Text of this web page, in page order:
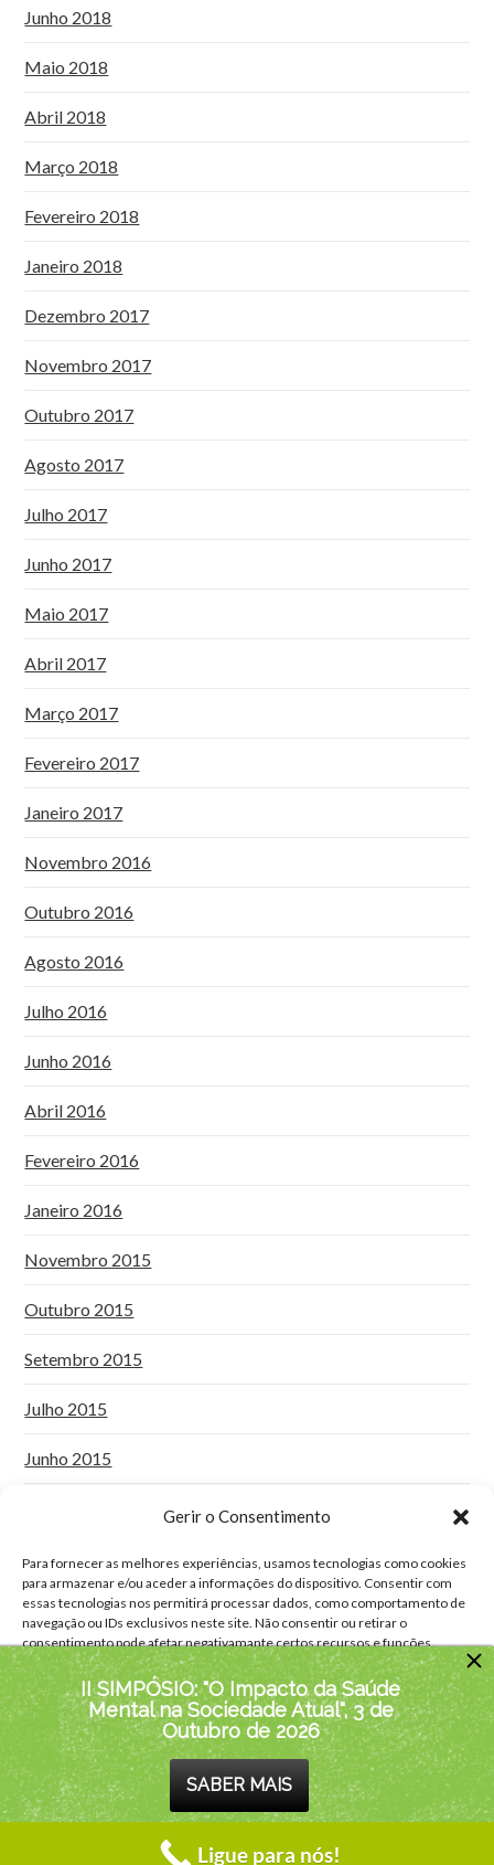
Gerir o Consentimento
Para fornecer as melhores experiências, usamos tecnologias como cookies
para armazenar e/ou aceder a informações do dispositivo. Consentir com
essas tecnologias nos permitirá processar dados, como comportamento de
navegação ou IDs exclusivos neste site. Não consentir ou retirar o
consentimento pode afetar negativamante certos recursos e funções.
Aceitar
Negar
Política PrivacidadeContactos
Junho 2018
Maio 2018
Abril 2018
Março 2018
Fevereiro 2018
Janeiro 2018
Dezembro 2017
Novembro 2017
Outubro 2017
Agosto 2017
Julho 2017
Junho 2017
Maio 2017
Abril 2017
Março 2017
Fevereiro 2017
Janeiro 2017
Novembro 2016
Outubro 2016
Agosto 2016
Julho 2016
Junho 2016
Abril 2016
Fevereiro 2016
Janeiro 2016
Novembro 2015
Outubro 2015
Setembro 2015
Julho 2015
Junho 2015
Abril 2015
Janeiro 2015
COPYRIGHT © 2018-2026 PSICOAJUDA. TODOS OS DIREITOS
RESERVADOS | PSICOAJUDA
PROGRAMA AJUDA+ POLÍTICA PRIVACIDADE
POLÍTICA DE COOKIES
PSICOLOGIA CLÍNICA
PSICOLOGIA ADULTOS
PSICOLOGIA ADOLESCENTES
PSICOLOGIA INFANTIL
II SIMPÓSIO: "O Impacto da Saúde
Mental na Sociedade Atual", 3 de
Outubro de 2026
SABER MAIS
Ligue para nós!